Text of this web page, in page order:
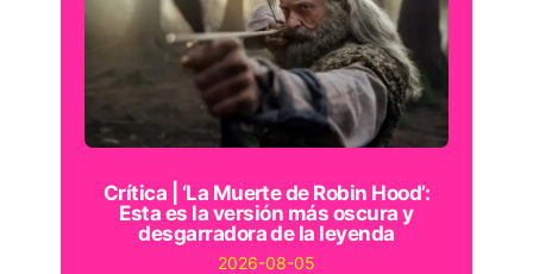
Crítica | ‘La Muerte de Robin Hood’:
Esta es la versión más oscura y
desgarradora de la leyenda
2026-08-05